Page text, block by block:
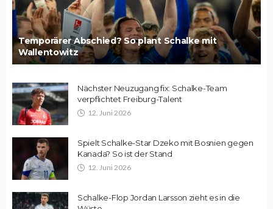
Temporärer Abschied? So plant Schalke mit
Wallentowitz
Nächster Neuzugang fix: Schalke-Team
verpflichtet Freiburg-Talent
12. Juni 2026
Spielt Schalke-Star Dzeko mit Bosnien gegen
Kanada? So ist der Stand
12. Juni 2026
Schalke-Flop Jordan Larsson zieht es in die